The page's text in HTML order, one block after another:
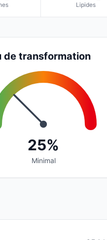
Lipides
de transformation
25%
Minimal